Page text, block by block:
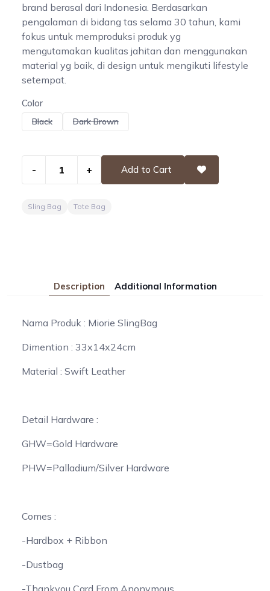
brand berasal dari Indonesia. Berdasarkan
pengalaman di bidang tas selama 30 tahun, kami
fokus untuk memproduksi produk yg
mengutamakan kualitas jahitan dan menggunakan
material yg baik, di design untuk mengikuti lifestyle
setempat.
Color
Black Dark Brown
- + Add to Cart
Sling Bag Tote Bag
Description Additional Information
Nama Produk : Miorie SlingBag
Dimention : 33x14x24cm
Material : Swift Leather
Detail Hardware :
GHW=Gold Hardware
PHW=Palladium/Silver Hardware
Comes :
-Hardbox + Ribbon
-Dustbag
-Thankyou Card From Anonymous